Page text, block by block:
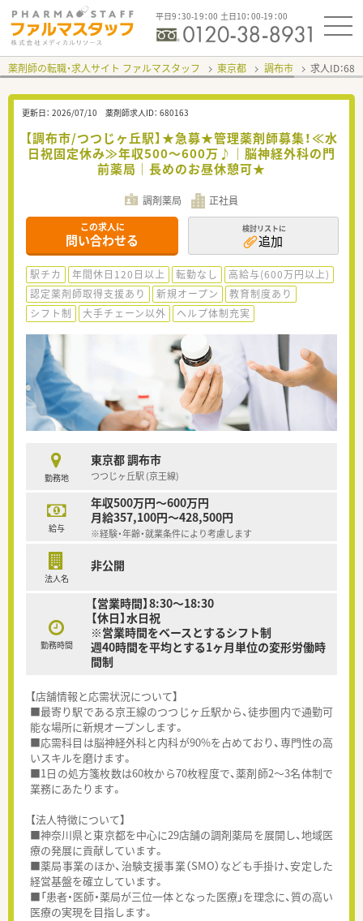
平日9：30-19：00 土日10：00-19：00
薬剤師の転職・求人サイト ファルマスタッフ 東京都 調布市 求人ID：
更新日： 2026/07/10 薬剤師求人ID： 680163
【調布市/つつじヶ丘駅】★急募★管理薬剤師募集！≪水
日祝固定休み≫年収500～600万♪｜脳神経外科の門
前薬局｜長めのお昼休憩可★
調剤薬局 正社員
この求人に
問い合わせる
検討リストに
追加
駅チカ 年間休日120日以上 転勤なし
高給与(600万円以上)
認定薬剤師取得支援あり
新規オープン
教育制度あり
シフト制
大手チェーン以外 ヘルプ体制充実
勤務地
東京都 調布市
つつじヶ丘駅 (京王線)
給与
年収500万円～600万円
月給357,100円～428,500円
※経験・年齢・就業条件により考慮します
法人名
非公開
勤務時間
【営業時間】8:30～18:30
【休日】水日祝
※営業時間をベースとするシフト制
週40時間を平均とする1ヶ月単位の変形労働時
間制
【店舗情報と応需状況について】
■最寄り駅である京王線のつつじヶ丘駅から、徒歩圏内で通勤可
能な場所に新規オープンします。
■応需科目は脳神経外科と内科が90%を占めており、専門性の高
いスキルを磨けます。
■1日の処方箋枚数は60枚から70枚程度で、薬剤師2～3名体制で
業務にあたります。
【法人特徴について】
■神奈川県と東京都を中心に29店舗の調剤薬局を展開し、地域医
療の発展に貢献しています。
■薬局事業のほか、治験支援事業（SMO）なども手掛け、安定した
経営基盤を確立しています。
■「患者・医師・薬局が三位一体となった医療」を理念に、質の高い
医療の実現を目指します。